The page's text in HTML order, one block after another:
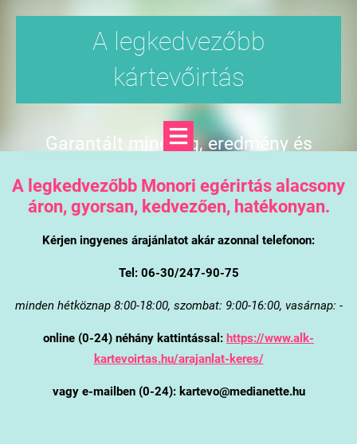
A legkedvezőbb
kártevőirtás
Garantált minőség, eredmény és
A legkedvezőbb Monori egérirtás alacsony
áron, gyorsan, kedvezően, hatékonyan.
Kérjen ingyenes árajánlatot akár azonnal telefonon:
Tel: 06-30/247-90-75
minden hétköznap 8:00-18:00, szombat: 9:00-16:00, vasárnap: -
online (0-24) néhány kattintással: https://www.alk-
kartevoirtas.hu/arajanlat-keres/
vagy e-mailben (0-24): kartevo@medianette.hu